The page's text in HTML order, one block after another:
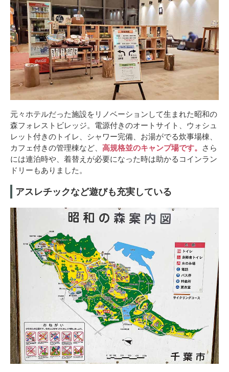
元々ホテルだった施設をリノベーションして生まれた昭和の
森フォレストビレッジ。電源付きのオートサイト、ウォシュ
レット付きのトイレ、シャワー完備、お湯がでる炊事場棟、
カフェ付きの管理棟など、 高規格並のキャンプ場です。 さら
には連泊時や、着替えが必要になった時は助かるコインラン
ドリーもありました。
アスレチックなど遊びも充実している